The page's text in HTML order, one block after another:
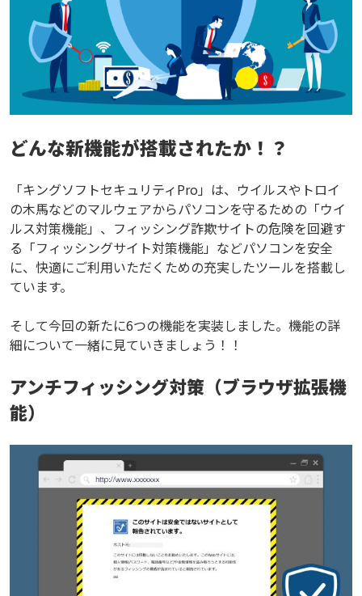
どんな新機能が搭載されたか！？
「キングソフトセキュリティPro」は、ウイルスやトロイ
の木馬などのマルウェアからパソコンを守るための「ウイ
ルス対策機能」、フィッシング詐欺サイトの危険を回避す
る「フィッシングサイト対策機能」などパソコンを安全
に、快適にご利用いただくための充実したツールを搭載し
ています。
そして今回の新たに6つの機能を実装しました。機能の詳
細について一緒に見ていきましょう！！
アンチフィッシング対策（ブラウザ拡張機
能）